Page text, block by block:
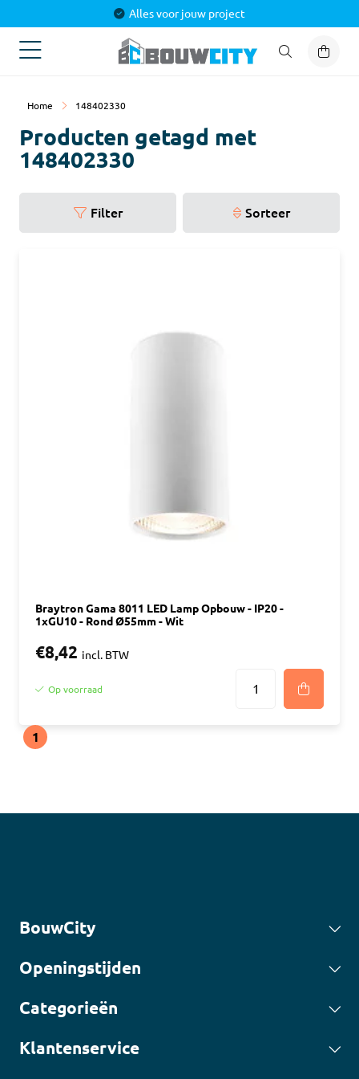
Alles voor jouw project
Home 148402330
Producten getagd met
148402330
Filter Sorteer
Braytron Gama 8011 LED Lamp Opbouw - IP20 -
1xGU10 - Rond Ø55mm - Wit
€8,42 incl. BTW
Op voorraad
1
BouwCity
Openingstijden
Categorieën
Klantenservice